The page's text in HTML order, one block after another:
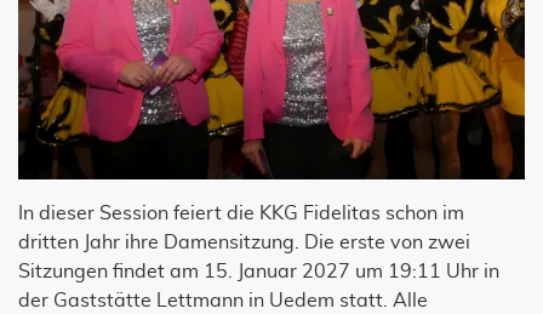
In dieser Session feiert die KKG Fidelitas schon im
dritten Jahr ihre Damensitzung. Die erste von zwei
Sitzungen findet am 15. Januar 2027 um 19:11 Uhr in
der Gaststätte Lettmann in Uedem statt. Alle